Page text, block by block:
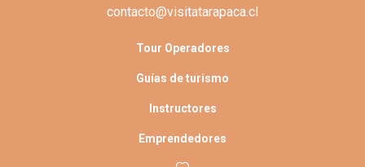
contacto@visitatarapaca.cl
Tour Operadores
Guías de turismo
Instructores
Emprendedores